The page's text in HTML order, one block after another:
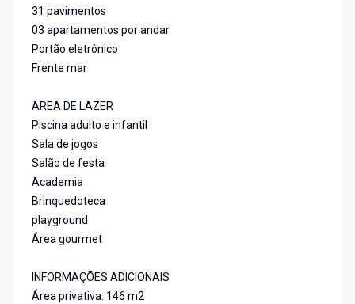
31 pavimentos
03 apartamentos por andar
Portão eletrônico
Frente mar
AREA DE LAZER
Piscina adulto e infantil
Sala de jogos
Salão de festa
Academia
Brinquedoteca
playground
Área gourmet
INFORMAÇÕES ADICIONAIS
Área privativa: 146 m2